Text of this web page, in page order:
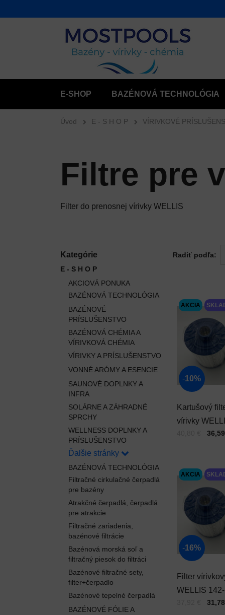
E-SHOP BAZÉNOVÁ TECHNOLÓGIA
Úvod E - S H O P VÍRIVKOVÉ
Filtre pre
Filter do prenosnej vírivky WELLIS
Radiť podľa:
Kartušový
vírivky
177 jemný
Cena s DPH
Pred zľavou:
AKCIA
10%
Filter
WELLIS
jemný závit
Cena s DPH
Pred zľavou:
AKCIA
16%
Kategórie
E - S H O P
AKCIOVÁ PONUKA
BAZÉNOVÁ TECHNOLÓGIA
BAZÉNOVÉ
PRÍSLUŠENSTVO
BAZÉNOVÁ CHÉMIA A
VÍRIVKOVÁ CHÉMIA
VÍRIVKY A PRÍSLUŠENSTVO
VONNÉ ARÓMY A ESENCIE
SAUNOVÉ DOPLNKY A
INFRA
SOLÁRNE A ZÁHRADNÉ
SPRCHY
WELLNESS DOPLNKY A
PRÍSLUŠENSTVO
Ďalšie stránky
BAZÉNOVÁ TECHNOLÓGIA
Filtračné cirkulačné čerpadlá
pre bazény
Atrakčné čerpadlá, čerpadlá
pre atrakcie
Filtračné zariadenia,
bazénové filtrácie
Bazénová morská soľ a
filtračný piesok do filtráci
Bazénové filtračné sety,
filter+čerpadlo
Bazénové tepelné čerpadlá
BAZÉNOVÉ FÓLIE A